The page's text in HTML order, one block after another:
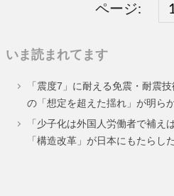
ページ:
いま読まれてます
「震度7」に耐える免震・耐震
の「想定を超えた揺れ」が明ら
「少子化は外国人労働者で補え
「構造改革」が日本にもたらし